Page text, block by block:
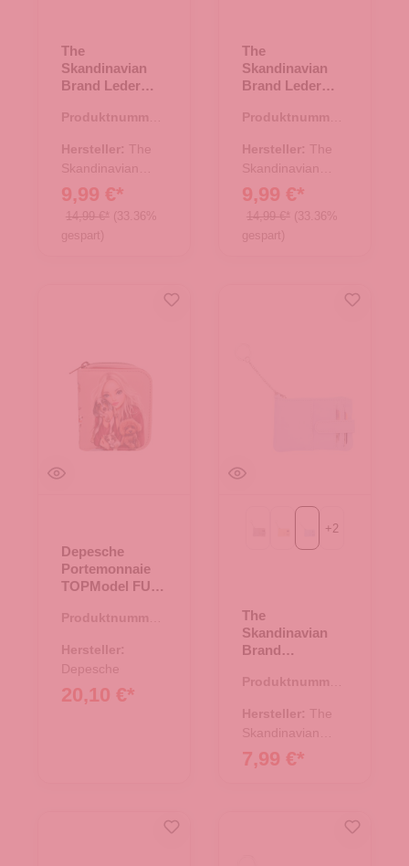
The
Skandinavian
Brand Leder
Etui - schwarz
Produktnummer:
Hersteller: The
Skandinavian
Brand
9,99 €*
14,99 €* (33.36%
gespart)
The
Skandinavian
Brand Leder
Etui - Cognac
Produktnummer:
Hersteller: The
Skandinavian
Brand
9,99 €*
14,99 €* (33.36%
gespart)
Depesche
Portemonnaie
TOPModel FUR
Rose und
Produktnummer:
Hersteller:
Depesche
20,10 €*
+2
The
Skandinavian
Brand
- blau
Produktnummer:
Hersteller: The
Skandinavian
Brand
7,99 €*